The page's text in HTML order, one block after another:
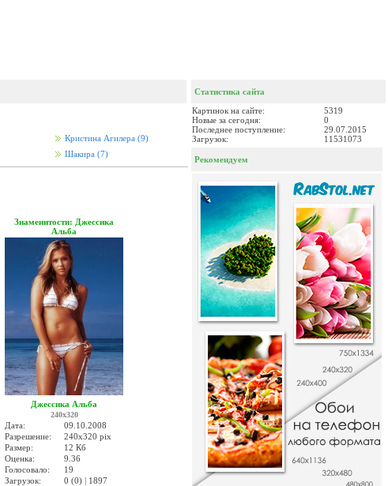
Кристина Агилера (9)
Шакира (7)
Знаменитости: Джессика
Альба
Джессика Альба
240x320
Дата:
09.10.2008
Разрешение:
240x320 pix
Размер:
12 Кб
Оценка:
9.36
Голосовало:
19
Загрузок:
0 (0) | 1897
Статистика сайта
Картинок на сайте:
5319
Новые за сегодня:
0
Последнее поступление:
29.07.2015
Загрузок:
11531073
Рекомендуем